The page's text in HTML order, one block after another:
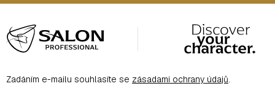
á
p
aZadáním e-mailu souhlasíte se zásadami ochrany údajů.